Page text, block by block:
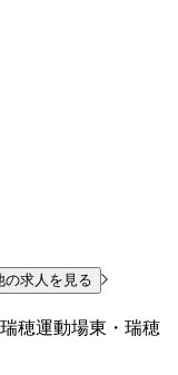
の求人を見る
穂運動場東・瑞穂